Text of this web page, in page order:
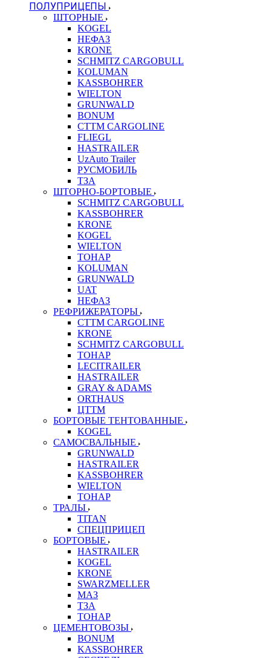
ПОЛУПРИЦЕПЫ
ШТОРНЫЕ
KOGEL
НЕФАЗ
KRONE
SCHMITZ CARGOBULL
KOLUMAN
KASSBOHRER
WIELTON
GRUNWALD
BONUM
CTTM CARGOLINE
FLIEGL
HASTRAILER
UzAuto Trailer
РУСМОБИЛЬ
ТЗА
ШТОРНО-БОРТОВЫЕ
SCHMITZ CARGOBULL
KASSBOHRER
KRONE
KOGEL
WIELTON
ТОНАР
KOLUMAN
GRUNWALD
UAT
НЕФАЗ
РЕФРИЖЕРАТОРЫ
CTTM CARGOLINE
KRONE
SCHMITZ CARGOBULL
ТОНАР
LECITRAILER
HASTRAILER
GRAY & ADAMS
ORTHAUS
ЦТТМ
БОРТОВЫЕ ТЕНТОВАННЫЕ
KOGEL
САМОСВАЛЬНЫЕ
GRUNWALD
HASTRAILER
KASSBOHRER
WIELTON
ТОНАР
ТРАЛЫ
TITAN
СПЕЦПРИЦЕП
БОРТОВЫЕ
HASTRAILER
KOGEL
KRONE
SWARZMELLER
МАЗ
ТЗА
ТОНАР
ЦЕМЕНТОВОЗЫ
BONUM
KASSBOHRER